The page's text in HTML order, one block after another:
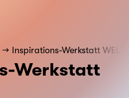
Inspirations-Werkstatt
Werkstatt